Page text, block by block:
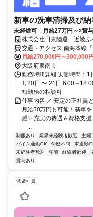
新車の洗車清掃及び
未経験可！月給27万円～×賞
株式会社日東陸運 近畿ふ
交通・アクセス 南海本線
月給270,000円～300,000円
大阪府泉南市
勤務時間詳細 実働時間：1
り20日 〜 24日 6:00～
短勤務の相談可
仕事内容 ／ 安定の正社員
月給30万円も可能！新車
感✨ 充実の待遇＆資格支
一...
制服あり 業界未経験者歓迎 主婦
バイク通勤OK
学歴不問 車通勤
未経験者歓迎
午前 経験者歓迎
賞与あり
派遣社員